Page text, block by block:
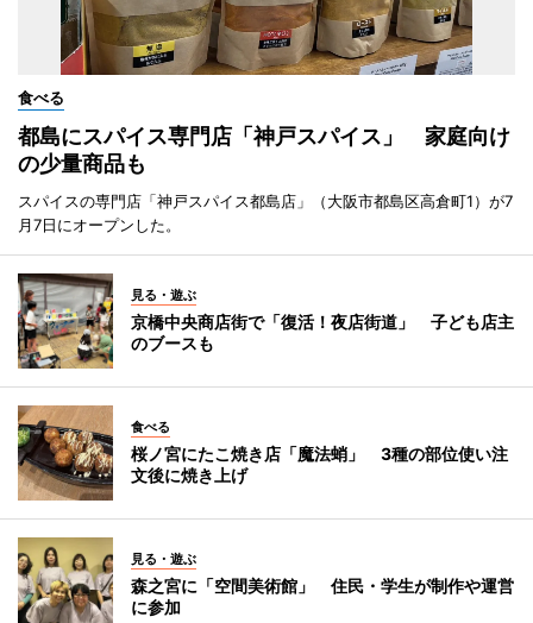
食べる
都島にスパイス専門店「神戸スパイス」 家庭向け
の少量商品も
スパイスの専門店「神戸スパイス都島店」（大阪市都島区高倉町1）が7
月7日にオープンした。
見る・遊ぶ
京橋中央商店街で「復活！夜店街道」 子ども店主
のブースも
食べる
桜ノ宮にたこ焼き店「魔法蛸」 3種の部位使い注
文後に焼き上げ
見る・遊ぶ
森之宮に「空間美術館」 住民・学生が制作や運営
に参加